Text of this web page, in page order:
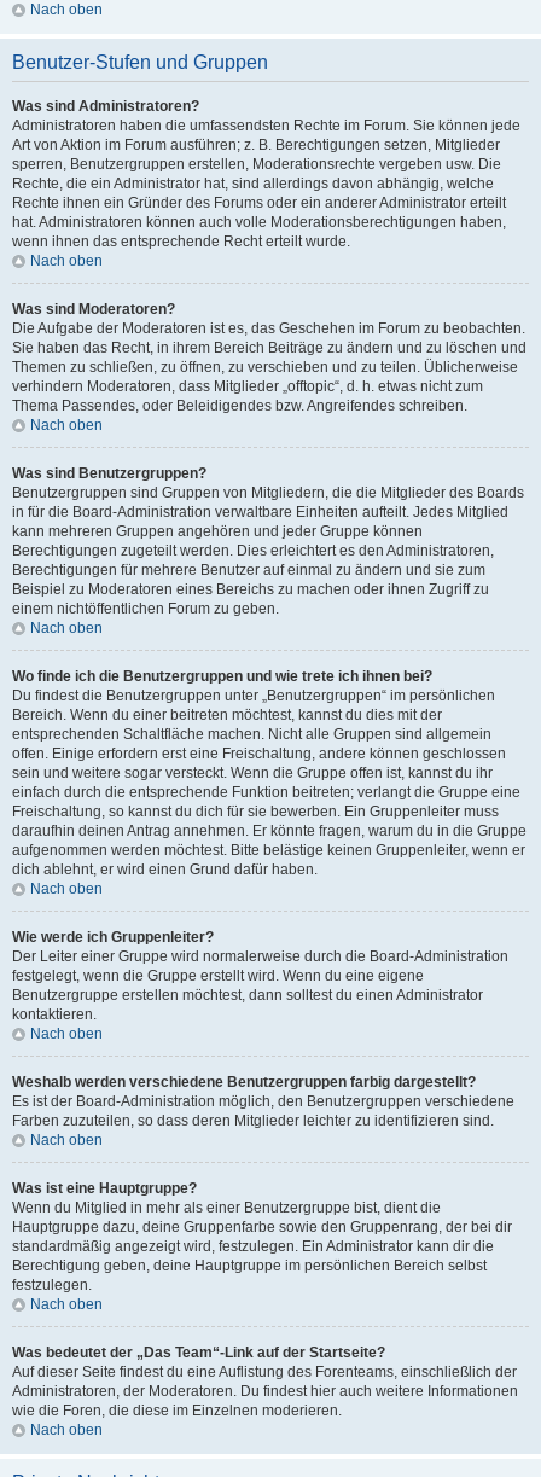
Nach oben
Benutzer-Stufen und Gruppen
Was sind Administratoren?
Administratoren haben die umfassendsten Rechte im Forum. Sie können jede
Art von Aktion im Forum ausführen; z. B. Berechtigungen setzen, Mitglieder
sperren, Benutzergruppen erstellen, Moderationsrechte vergeben usw. Die
Rechte, die ein Administrator hat, sind allerdings davon abhängig, welche
Rechte ihnen ein Gründer des Forums oder ein anderer Administrator erteilt
hat. Administratoren können auch volle Moderationsberechtigungen haben,
wenn ihnen das entsprechende Recht erteilt wurde.
Nach oben
Was sind Moderatoren?
Die Aufgabe der Moderatoren ist es, das Geschehen im Forum zu beobachten.
Sie haben das Recht, in ihrem Bereich Beiträge zu ändern und zu löschen und
Themen zu schließen, zu öffnen, zu verschieben und zu teilen. Üblicherweise
verhindern Moderatoren, dass Mitglieder „offtopic“, d. h. etwas nicht zum
Thema Passendes, oder Beleidigendes bzw. Angreifendes schreiben.
Nach oben
Was sind Benutzergruppen?
Benutzergruppen sind Gruppen von Mitgliedern, die die Mitglieder des Boards
in für die Board-Administration verwaltbare Einheiten aufteilt. Jedes Mitglied
kann mehreren Gruppen angehören und jeder Gruppe können
Berechtigungen zugeteilt werden. Dies erleichtert es den Administratoren,
Berechtigungen für mehrere Benutzer auf einmal zu ändern und sie zum
Beispiel zu Moderatoren eines Bereichs zu machen oder ihnen Zugriff zu
einem nichtöffentlichen Forum zu geben.
Nach oben
Wo finde ich die Benutzergruppen und wie trete ich ihnen bei?
Du findest die Benutzergruppen unter „Benutzergruppen“ im persönlichen
Bereich. Wenn du einer beitreten möchtest, kannst du dies mit der
entsprechenden Schaltfläche machen. Nicht alle Gruppen sind allgemein
offen. Einige erfordern erst eine Freischaltung, andere können geschlossen
sein und weitere sogar versteckt. Wenn die Gruppe offen ist, kannst du ihr
einfach durch die entsprechende Funktion beitreten; verlangt die Gruppe eine
Freischaltung, so kannst du dich für sie bewerben. Ein Gruppenleiter muss
daraufhin deinen Antrag annehmen. Er könnte fragen, warum du in die Gruppe
aufgenommen werden möchtest. Bitte belästige keinen Gruppenleiter, wenn er
dich ablehnt, er wird einen Grund dafür haben.
Nach oben
Wie werde ich Gruppenleiter?
Der Leiter einer Gruppe wird normalerweise durch die Board-Administration
festgelegt, wenn die Gruppe erstellt wird. Wenn du eine eigene
Benutzergruppe erstellen möchtest, dann solltest du einen Administrator
kontaktieren.
Nach oben
Weshalb werden verschiedene Benutzergruppen farbig dargestellt?
Es ist der Board-Administration möglich, den Benutzergruppen verschiedene
Farben zuzuteilen, so dass deren Mitglieder leichter zu identifizieren sind.
Nach oben
Was ist eine Hauptgruppe?
Wenn du Mitglied in mehr als einer Benutzergruppe bist, dient die
Hauptgruppe dazu, deine Gruppenfarbe sowie den Gruppenrang, der bei dir
standardmäßig angezeigt wird, festzulegen. Ein Administrator kann dir die
Berechtigung geben, deine Hauptgruppe im persönlichen Bereich selbst
festzulegen.
Nach oben
Was bedeutet der „Das Team“-Link auf der Startseite?
Auf dieser Seite findest du eine Auflistung des Forenteams, einschließlich der
Administratoren, der Moderatoren. Du findest hier auch weitere Informationen
wie die Foren, die diese im Einzelnen moderieren.
Nach oben